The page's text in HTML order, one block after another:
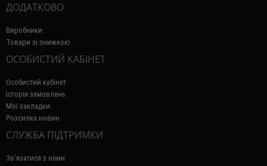
ДОДАТКОВО
Виробники
Товари зі знижкою
ОСОБИСТИЙ КАБІНЕТ
Особистий кабінет
Історія замовлень
Мої закладки
Розсилка новин
СЛУЖБА ПІДТРИМКИ
Зв’язатися з нами